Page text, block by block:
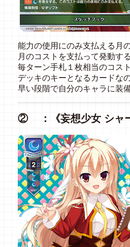
能力の使用にのみ支払える月
月のコストを支払って発動す
毎ターン手札１枚相当のコス
デッキのキーとなるカードなの
早い段階で自分のキャラに装
② ：《妄想少女 シャー